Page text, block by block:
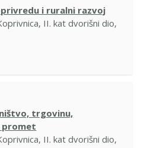
i ruralni razvoj
II. kat dvorišni dio,
trgovinu,
II. kat dvorišni dio,